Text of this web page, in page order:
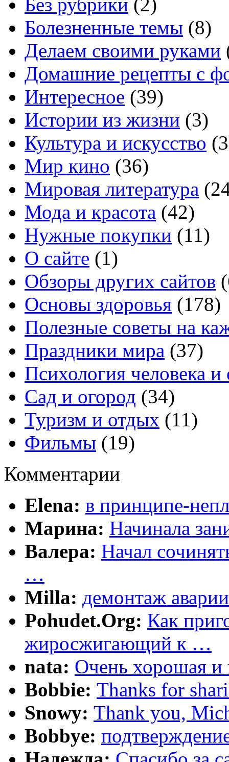
Болезненные темы (8)
Делаем своими руками
Домашние рецепты с
Интересное (39)
Истории из жизни (3)
Культура и искусство
Мир кино (36)
Мировая литература
Мода и красота (42)
Нужные покупки (11)
О сайте (1)
Обзоры других сайтов
Основы здоровья (178)
Полезные советы на
Праздники мира (37)
Психология человека
Сад и огород (34)
Туризм и отдых (11)
Фильмы (19)
Комментарии
Elena: в принципе-
Марина: Начинала
Валера: Начал
…
Milla: демонтаж
Pohudet.Org: Как
жиросжигающий к …
nata: Очень хорошая и
Bobbie: Thanks for
Snowy: Thank you,
Bobbye: